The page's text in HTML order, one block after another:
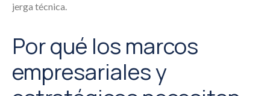
jerga técnica.
Por qué los marcos
empresariales y